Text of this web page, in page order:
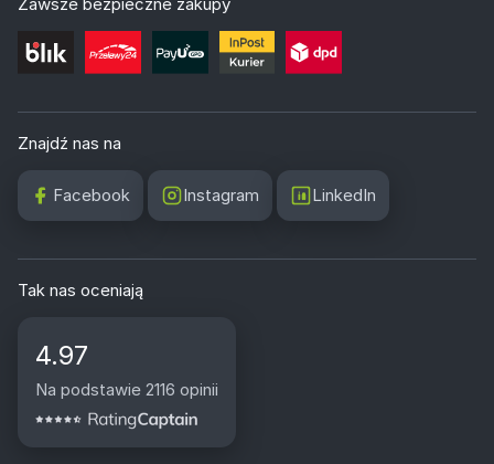
Znajdź nas na
Facebook Instagram LinkedIn
Tak nas oceniają
4.97
Na podstawie 2116 opinii